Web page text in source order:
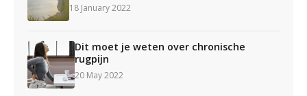
18 January 2022
Dit moet je weten over chronische
rugpijn
20 May 2022